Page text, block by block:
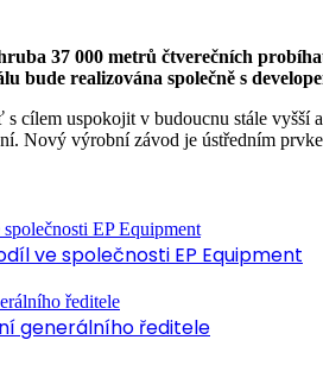
37 000 metrů čtverečních
bude realizována společně s
cílem uspokojit v budoucnu stále
Nový výrobní závod je ústředním
ve společnosti EP Equipment
generálního ředitele